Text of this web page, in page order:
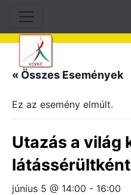
« Összes Események
Ez az esemény elmúlt.
Utazás a világ
június 5 @ 14:00 - 16:00